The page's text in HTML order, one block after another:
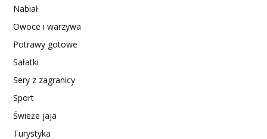
Nabiał
Owoce i warzywa
Potrawy gotowe
Sałatki
Sery z zagranicy
Sport
Świeże jaja
Turystyka